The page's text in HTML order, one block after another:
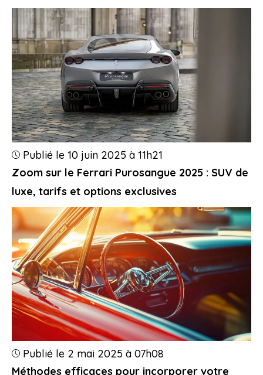
Zoom sur le Ferrari Purosangue 2025 : SUV de
luxe, tarifs et options exclusives
Publié le 10 juin 2025 à 11h21
Méthodes efficaces pour incorporer votre
Publié le 2 mai 2025 à 07h08